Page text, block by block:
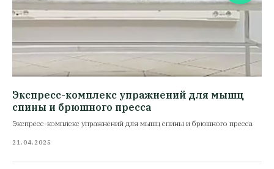
Экспресс-комплекс упражнений для мышц
спины и брюшного пресса
Экспресс-комплекс упражнений для мышц спины и брюшного пресса
21.04.2025